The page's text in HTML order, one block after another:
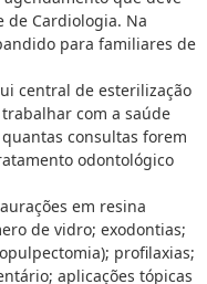
de Cardiologia. Na
para familiares de
central de esterilização
com a saúde
consultas forem
odontológico
em resina
de vidro; exodontias;
profilaxias;
aplicações tópicas